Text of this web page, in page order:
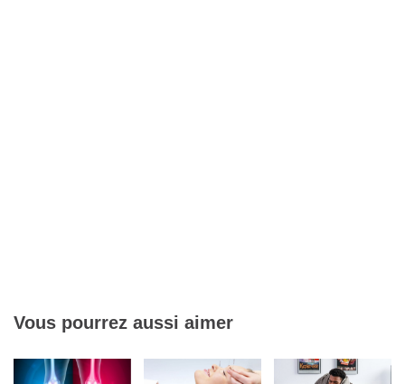
Vous pourrez aussi aimer